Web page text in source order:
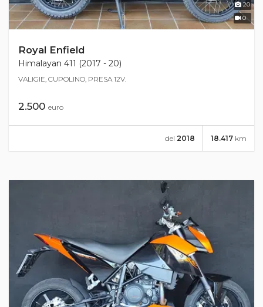
20
0
Royal Enfield
Himalayan 411 (2017 - 20)
VALIGIE, CUPOLINO, PRESA 12V.
2.500 euro
18.417 km
del 2018